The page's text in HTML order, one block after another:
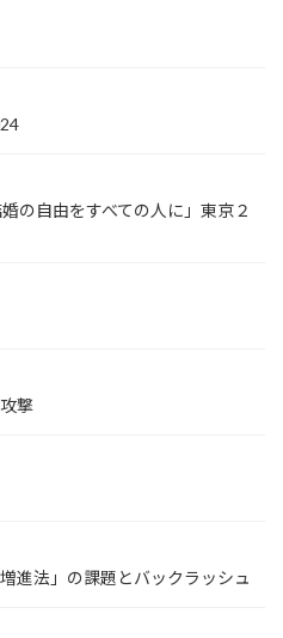
の自由をすべての人に」東京２
撃
進法」の課題とバックラッシュ